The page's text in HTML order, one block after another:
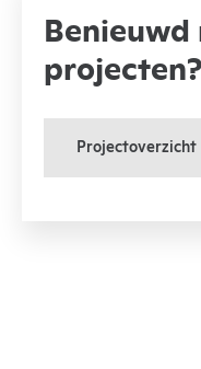
Benieuwd
projecten?
Projectoverzicht